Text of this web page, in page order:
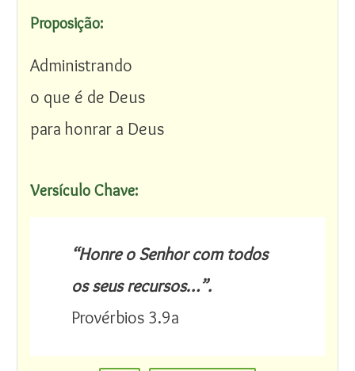
Proposição:
Administrando
o que é de Deus
para honrar a Deus
Versículo Chave:
“Honre o Senhor com todos
os seus recursos…”.
Provérbios 3.9a